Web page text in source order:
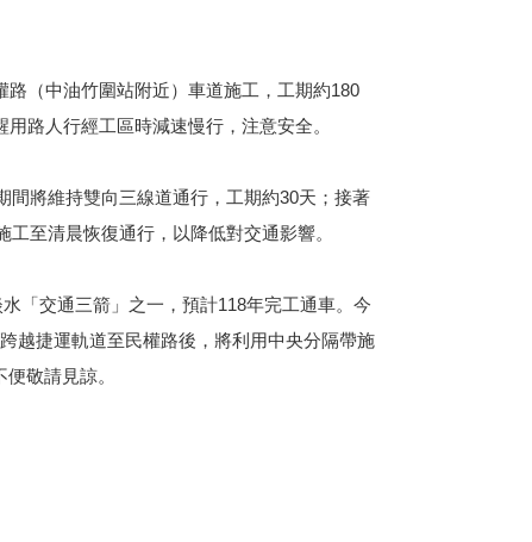
路（中油竹圍站附近）車道施工，工期約180
路人行經工區時減速慢行，注意安全。
將維持雙向三線道通行，工期約30天；接著
至清晨恢復通行，以降低對交通影響。
「交通三箭」之一，預計118年完工通車。今
越捷運軌道至民權路後，將利用中央分隔帶施
敬請見諒。